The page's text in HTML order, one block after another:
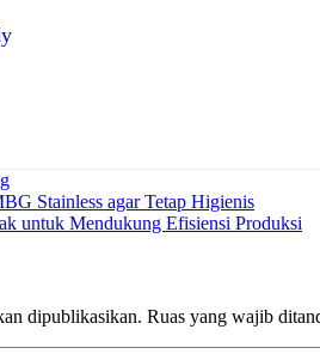
Stainless agar Tetap Higienis
untuk Mendukung Efisiensi Produksi
dipublikasikan. Ruas yang wajib